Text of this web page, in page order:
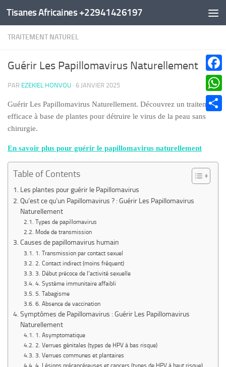
Au dessous du contenu
Tisanes Africaines +22941426197
TRAITEMENT NATUREL
Guérir Les Papillomavirus Naturellement
PAR EZEKIEL HONVOU · 6 JANVIER 2025
Guérir Les Papillomavirus Naturellement. Découvrez un traitement
efficace à base de plantes pour détruire le virus de la peau sans
chirurgie.
En savoir plus pour guérir le papillomavirus naturellement
Table of Contents
Les plantes pour guérir le Papillomavirus
Qu’est ce qu’un Papillomavirus ? : Guérir Les Papillomavirus
Naturellement
Types de papillomavirus
Mode de transmission
Causes de papillomavirus humain
1. Transmission par contact sexuel
2. Contact indirect (moins fréquent)
3. Début précoce de l’activité sexuelle
4. Système immunitaire affaibli
5. Tabagisme
6. Absence de vaccination
Symptômes de Papillomavirus : Guérir Les Papillomavirus
Naturellement
1. Asymptomatique
2. Verrues génitales (types de HPV à bas risque)
3. Verrues communes et plantaires
4. Lésions précancéreuses et cancers (types de HPV à haut risque)